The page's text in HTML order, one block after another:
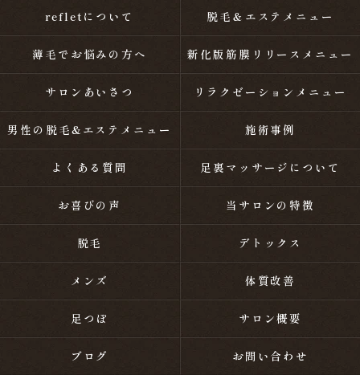
refletについて 脱毛＆エステメニュー
薄毛でお悩みの方へ 新化版筋膜リリースメニュー
サロンあいさつ リラクゼーションメニュー
男性の脱毛&エステメニュー 施術事例
よくある質問 足裏マッサージについて
お喜びの声 当サロンの特徴
脱毛 デトックス
メンズ 体質改善
足つぼ サロン概要
ブログ お問い合わせ